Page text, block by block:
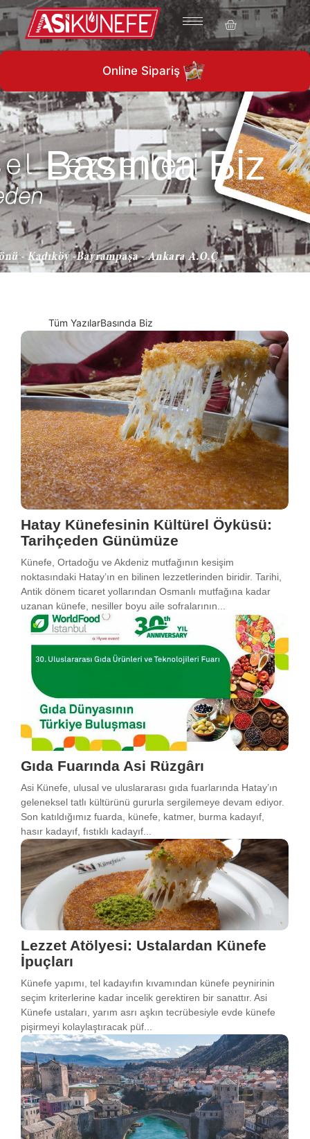
1960’ tan günümüze…
Online Sipariş
Basında Biz
Tüm YazılarBasında Biz
Hatay Künefesinin Kültürel Öyküsü:
Tarihçeden Günümüze
Künefe, Ortadoğu ve Akdeniz mutfağının kesişim
noktasındaki Hatay’ın en bilinen lezzetlerinden biridir. Tarihi,
Antik dönem ticaret yollarından Osmanlı mutfağına kadar
uzanan künefe, nesiller boyu aile sofralarının...
Gıda Fuarında Asi Rüzgârı
Asi Künefe, ulusal ve uluslararası gıda fuarlarında Hatay’ın
geleneksel tatlı kültürünü gururla sergilemeye devam ediyor.
Son katıldığımız fuarda, künefe, katmer, burma kadayıf,
hasır kadayıf, fıstıklı kadayıf...
Lezzet Atölyesi: Ustalardan Künefe
İpuçları
Künefe yapımı, tel kadayıfın kıvamından künefe peynirinin
seçim kriterlerine kadar incelik gerektiren bir sanattır. Asi
Künefe ustaları, yarım asrı aşkın tecrübesiyle evde künefe
pişirmeyi kolaylaştıracak püf...